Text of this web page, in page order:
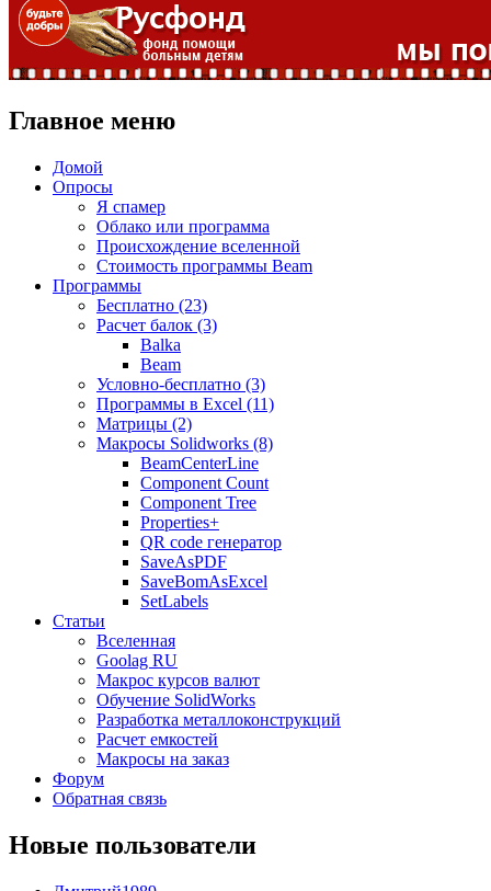
Главное меню
Домой
Опросы
Я спамер
Облако или программа
Происхождение вселенной
Стоимость программы Beam
Программы
Бесплатно (23)
Расчет балок (3)
Balka
Beam
Условно-бесплатно (3)
Программы в Excel (11)
Матрицы (2)
Макросы Solidworks (8)
BeamCenterLine
Component Count
Component Tree
Properties+
QR code генератор
SaveAsPDF
SaveBomAsExcel
SetLabels
Статьи
Вселенная
Goolag RU
Макрос курсов валют
Обучение SolidWorks
Разработка металлоконструкций
Расчет емкостей
Макросы на заказ
Форум
Обратная связь
Новые пользователи